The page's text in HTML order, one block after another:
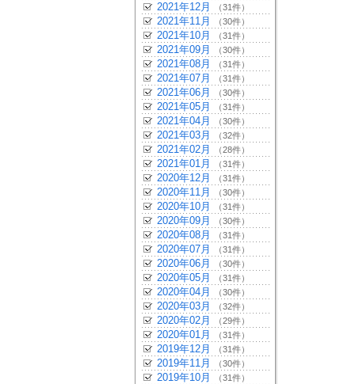
2021年12月 （31件）
2021年11月 （30件）
2021年10月 （31件）
2021年09月 （30件）
2021年08月 （31件）
2021年07月 （31件）
2021年06月 （30件）
2021年05月 （31件）
2021年04月 （30件）
2021年03月 （32件）
2021年02月 （28件）
2021年01月 （31件）
2020年12月 （31件）
2020年11月 （30件）
2020年10月 （31件）
2020年09月 （30件）
2020年08月 （31件）
2020年07月 （31件）
2020年06月 （30件）
2020年05月 （31件）
2020年04月 （30件）
2020年03月 （32件）
2020年02月 （29件）
2020年01月 （31件）
2019年12月 （31件）
2019年11月 （30件）
2019年10月 （31件）